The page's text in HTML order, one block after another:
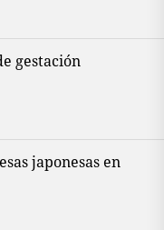
gestación
japonesas en